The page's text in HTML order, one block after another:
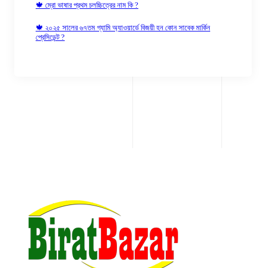
🍁 ম্রো ভাষার প্রথম চলচ্চিত্রের নাম কি ?
🍁 ২০২৫ সালের ৬৭তম গ্যামি অ্যাওয়ার্ডে বিজয়ী হন কোন সাবেক মার্কিন
প্রেসিডেন্ট ?